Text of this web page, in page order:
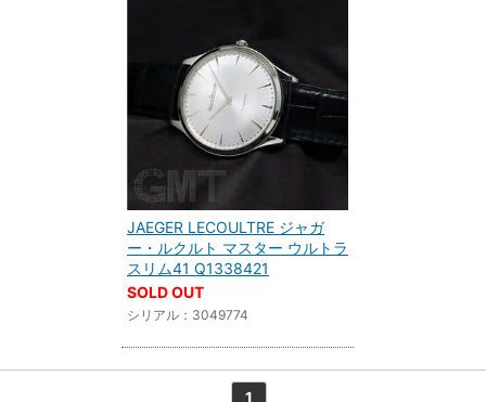
JAEGER LECOULTRE ジャガ
ー・ルクルト マスター ウルトラ
スリム41 Q1338421
SOLD OUT
シリアル：3049774
1